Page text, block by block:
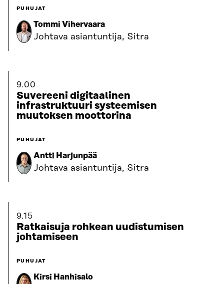
PUHUJAT
Tommi Vihervaara
Johtava asiantuntija, Sitra
9.00
Suvereeni digitaalinen
infrastruktuuri systeemisen
muutoksen moottorina
PUHUJAT
Antti Harjunpää
Johtava asiantuntija, Sitra
9.15
Ratkaisuja rohkean uudistumisen
johtamiseen
PUHUJAT
Kirsi Hanhisalo